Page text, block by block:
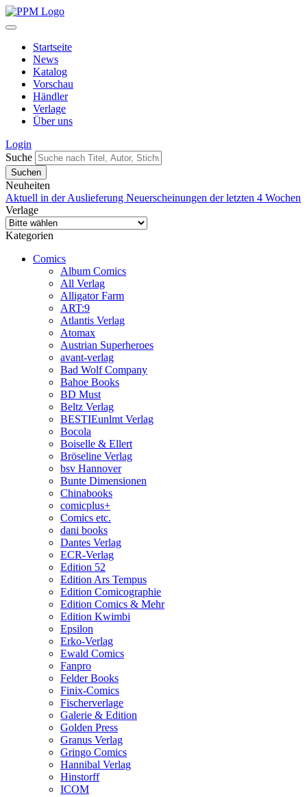
Startseite
News
Katalog
Vorschau
Händler
Verlage
Über uns
Login
Suche
Neuheiten
Aktuell in der Auslieferung Neuerscheinungen der letzten 4 Wochen
Verlage
Kategorien
Comics
Album Comics
All Verlag
Alligator Farm
ART:9
Atlantis Verlag
Atomax
Austrian Superheroes
avant-verlag
Bad Wolf Company
Bahoe Books
BD Must
Beltz Verlag
BESTIEunlmt Verlag
Bocola
Boiselle & Ellert
Bröseline Verlag
bsv Hannover
Bunte Dimensionen
Chinabooks
comicplus+
Comics etc.
dani books
Dantes Verlag
ECR-Verlag
Edition 52
Edition Ars Tempus
Edition Comicographie
Edition Comics & Mehr
Edition Kwimbi
Epsilon
Erko-Verlag
Ewald Comics
Fanpro
Felder Books
Finix-Comics
Fischerverlage
Galerie & Edition
Golden Press
Granus Verlag
Gringo Comics
Hannibal Verlag
Hinstorff
ICOM